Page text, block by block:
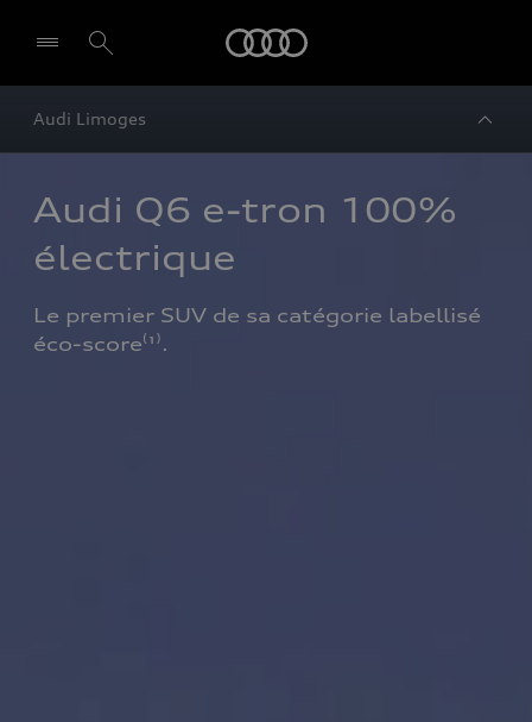
Audi Limoges
Audi Q6 e-tron 100%
électrique
Le premier SUV de sa catégorie labellisé
éco-score⁽¹⁾.